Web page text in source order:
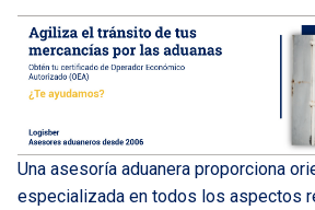
Una asesoría aduanera proporciona
especializada en todos los aspectos